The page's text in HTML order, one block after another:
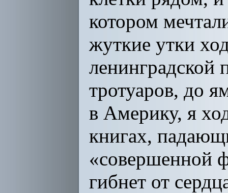
котором
жуткие утки
ленинградской
тротуаров, до
в Америку, я
книгах,
«совершенной
гибнет от